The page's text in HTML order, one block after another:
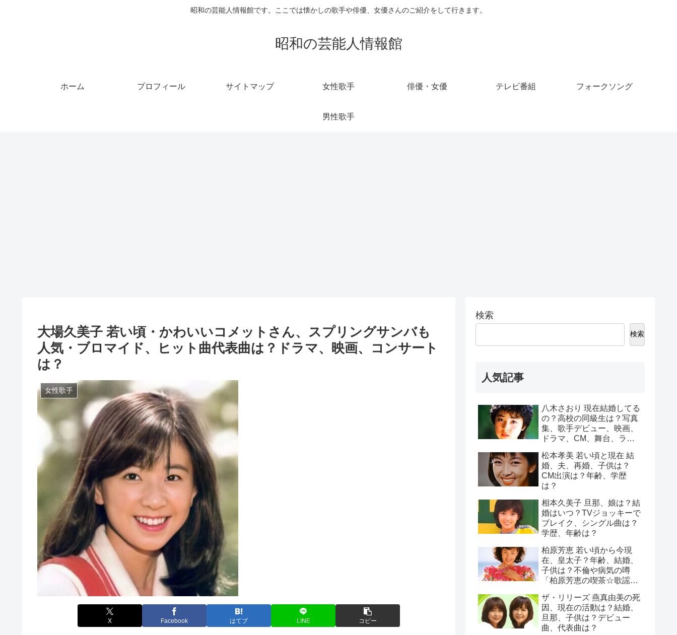
昭和の芸能人情報館です。ここでは懐かしの歌手や俳優、女優さんのご紹介をして行きます。
昭和の芸能人情報館
ホーム プロフィール サイトマップ 女性歌手 俳優・女優 テレビ番組 フォークソング
男性歌手
大場久美子 若い頃・かわいいコメットさん、スプリングサンバも
人気・ブロマイド、ヒット曲代表曲は？ドラマ、映画、コンサート
は？
女性歌手
X Facebook はてブ LINE コピー
検索
検索
人気記事
八木さおり 現在結婚してる
の？高校の同級生は？写真
集、歌手デビュー、映画、
ドラマ、CM、舞台、ラジ
松本孝美 若い頃と現在 結
婚、夫、再婚、子供は？
CM出演は？年齢、学歴
は？
相本久美子 旦那、娘は？結
婚はいつ？TVジョッキーで
ブレイク、シングル曲は？
学歴、年齢は？
柏原芳恵 若い頃から今現
在、皇太子？年齢、結婚、
子供は？不倫や病気の噂
「柏原芳恵の喫茶☆歌謡
ザ・リリーズ 燕真由美の死
因、現在の活動は？結婚、
旦那、子供は？デビュー
曲、代表曲は？